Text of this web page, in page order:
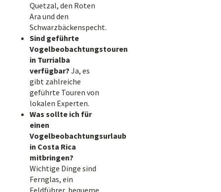
Quetzal, den Roten
Ara und den
Schwarzbäckenspecht.
Sind geführte
Vogelbeobachtungstouren
in Turrialba
verfügbar? Ja, es
gibt zahlreiche
geführte Touren von
lokalen Experten.
Was sollte ich für
einen
Vogelbeobachtungsurlaub
in Costa Rica
mitbringen?
Wichtige Dinge sind
Fernglas, ein
Feldführer, bequeme